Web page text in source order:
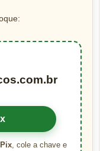
Pix, cole a chave e